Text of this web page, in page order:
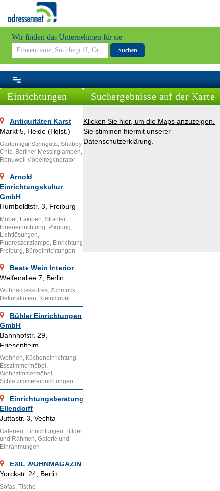
Wir finden das Unternehmen für sie
Suchen
Einrichtungen
Antiquitäten Karst
Markt 5, Heide (Holst.)
Gartenfigur Steinguss, Shabby
Chic, Berliner Messinglampen,
Renuwell Möbelregenerator
Arnold
Einrichtungskultur
GmbH
Humboldtstr. 3, Freiburg
Möbel, Lampen, Strahler,
Inneneinrichtung, Planung,
Lichtlösungen,
Fluoreszenzlampe, Einrichtung
Freiburg, Büroeinrichtungen
Beate Wein Interior
Welfenallee 7, Berlin
Wohnaccessoires, Schmuck,
Dekorationen, Kleinmöbel
Bühler Einrichtungen
GmbH
Bahnhofstr. 29,
Friesenheim
Wohnen, Kücheneinrichtung,
Esszimmermöbel,
Wohnzimmermöbel,
Schlafzimmereinrichtungen
Einrichtungsberatung
Ellendorff
Juttastr. 3, Vechta
Galerien, Einrichtungen, Bilder
und Rahmen, Galerie und
Einrahmungen
EXIL WOHNMAGAZIN
Yorckstr. 24, Berlin
Sofas, Tische
Suchergebnisse auf der Karte
Klicken Sie hier, um die Maps anzuzeigen.
Sie stimmen hiermit unserer
Datenschutzerklärung